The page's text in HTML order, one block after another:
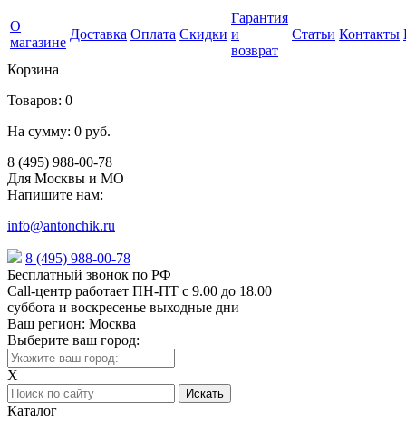
О
магазине
Доставка Оплата Скидки
Гарантия
и
возврат
Статьи Контакты
Корзина
Товаров: 0
На сумму: 0 руб.
8 (495) 988-00-78
Для Москвы и МО
Напишите нам:
info@antonchik.ru
8 (495) 988-00-78
Бесплатный звонок по РФ
Call-центр работает ПН-ПТ с 9.00 до 18.00
суббота и воскресенье выходные дни
Ваш регион: Москва
Выберите ваш город:
X
Каталог